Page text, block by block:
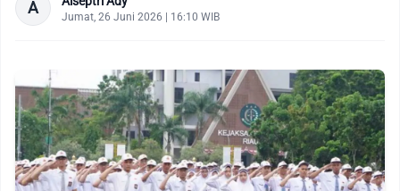
A Jumat, 26 Juni 2026 | 16:10 WIB